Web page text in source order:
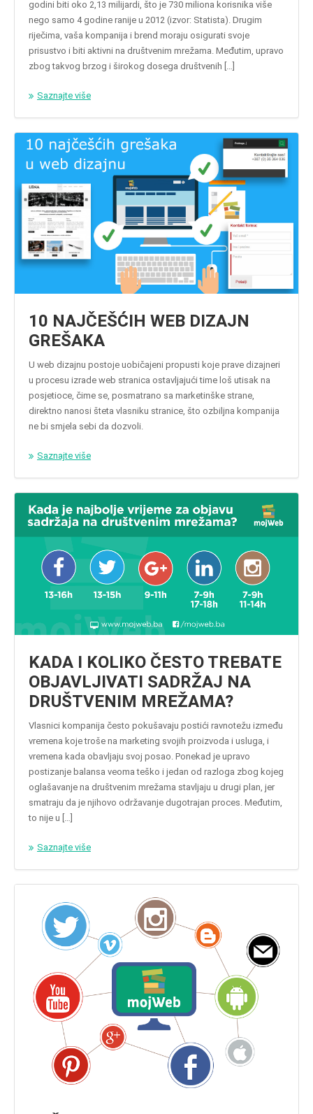
godini biti oko 2,13 milijardi, što je 730 miliona korisnika više
nego samo 4 godine ranije u 2012 (izvor: Statista). Drugim
riječima, vaša kompanija i brend moraju osigurati svoje
prisustvo i biti aktivni na društvenim mrežama. Međutim, upravo
zbog takvog brzog i širokog dosega društvenih […]
Saznajte više
10 NAJČEŠĆIH WEB DIZAJN
GREŠAKA
U web dizajnu postoje uobičajeni propusti koje prave dizajneri
u procesu izrade web stranica ostavljajući time loš utisak na
posjetioce, čime se, posmatrano sa marketinške strane,
direktno nanosi šteta vlasniku stranice, što ozbiljna kompanija
ne bi smjela sebi da dozvoli.
Saznajte više
KADA I KOLIKO ČESTO TREBATE
OBJAVLJIVATI SADRŽAJ NA
DRUŠTVENIM MREŽAMA?
Vlasnici kompanija često pokušavaju postići ravnotežu između
vremena koje troše na marketing svojih proizvoda i usluga, i
vremena kada obavljaju svoj posao. Ponekad je upravo
postizanje balansa veoma teško i jedan od razloga zbog kojeg
oglašavanje na društvenim mrežama stavljaju u drugi plan, jer
smatraju da je njihovo održavanje dugotrajan proces. Međutim,
to nije u […]
Saznajte više